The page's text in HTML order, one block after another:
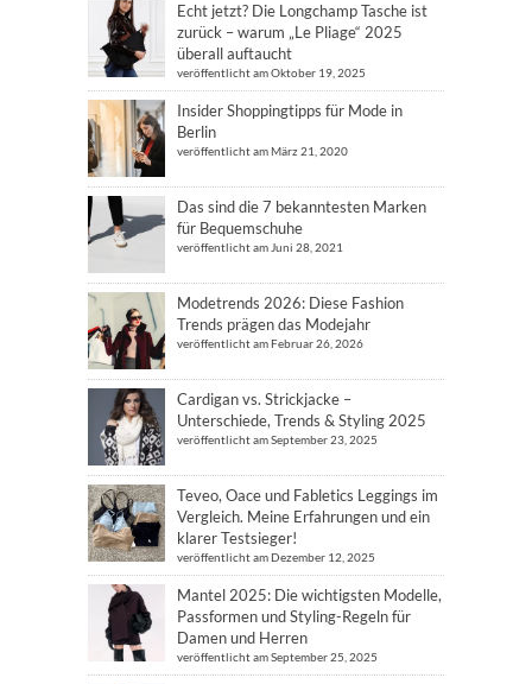
Echt jetzt? Die Longchamp Tasche ist
zurück – warum „Le Pliage“ 2025
überall auftaucht
veröffentlicht am Oktober 19, 2025
Insider Shoppingtipps für Mode in
Berlin
veröffentlicht am März 21, 2020
Das sind die 7 bekanntesten Marken
für Bequemschuhe
veröffentlicht am Juni 28, 2021
Modetrends 2026: Diese Fashion
Trends prägen das Modejahr
veröffentlicht am Februar 26, 2026
Cardigan vs. Strickjacke –
Unterschiede, Trends & Styling 2025
veröffentlicht am September 23, 2025
Teveo, Oace und Fabletics Leggings im
Vergleich. Meine Erfahrungen und ein
klarer Testsieger!
veröffentlicht am Dezember 12, 2025
Mantel 2025: Die wichtigsten Modelle,
Passformen und Styling-Regeln für
Damen und Herren
veröffentlicht am September 25, 2025